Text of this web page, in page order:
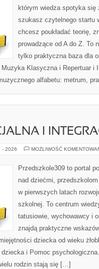
którym wiedza spotyka
szukasz czytelnego startu
chcesz poukładać teorię,
prowadzące od A do Z. To
tylko praktyczna baza dla
Klasyczna i Repertuar i
alfabetu: metrum,
I
- 2026 MOŻLIWOŚĆ
Przedszkole309 to portal
nad dziećmi,
w pierwszych latach
szkolnej. To centrum
tatusiowie, wychowawcy i
znajdą praktyczne
dziecka od wieku
i Pomoc
rodzin stają się […]